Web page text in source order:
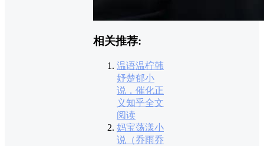
相关推荐:
温语温柠韩
妤楚郁小
说，催化正
义知乎全文
阅读
妈宝荡漾小
说（乔雨乔